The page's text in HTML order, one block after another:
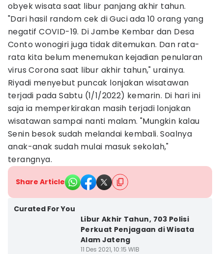
obyek wisata saat libur panjang akhir tahun.
"Dari hasil random cek di Guci ada 10 orang yang
negatif COVID-19. Di Jambe Kembar dan Desa
Conto wonogiri juga tidak ditemukan. Dan rata-
rata kita belum menemukan kejadian penularan
virus Corona saat libur akhir tahun," urainya.
Riyadi menyebut puncak lonjakan wisatawan
terjadi pada Sabtu (1/1/2022) kemarin. Di hari ini
saja ia memperkirakan masih terjadi lonjakan
wisatawan sampai nanti malam. "Mungkin kalau
Senin besok sudah melandai kembali. Soalnya
anak-anak sudah mulai masuk sekolah,"
terangnya.
Share Article
Curated For You
Libur Akhir Tahun, 703 Polisi
Perkuat Penjagaan di Wisata
Alam Jateng
11 Des 2021, 10:15 WIB